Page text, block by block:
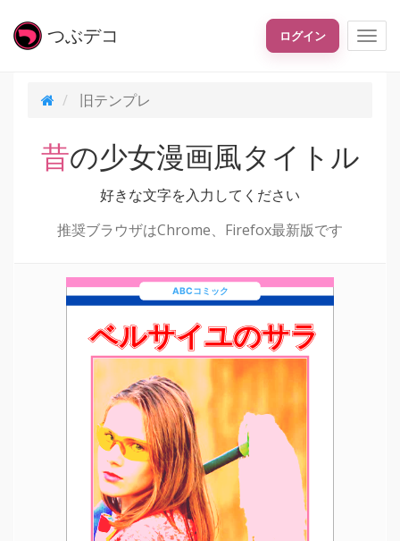
つぶデコ ログイン
旧テンプレ
昔の少女漫画風タイトル
好きな文字を入力してください
推奨ブラウザはChrome、Firefox最新版です
ABCコミック
ベルサイユのサラ
ベルサイユのサラ
ベルサイユのサラ